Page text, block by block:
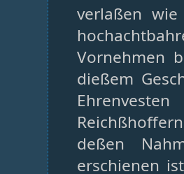
verlaßen
Vornehmen
dießem
deßen
erschienen